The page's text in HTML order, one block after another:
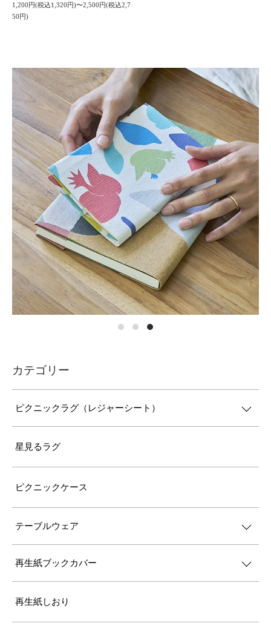
1,200円(税込1,320円)〜2,500円(税込2,7
50円)
カテゴリー
ピクニックラグ（レジャーシート）
星見るラグ
ピクニックケース
テーブルウェア
再生紙ブックカバー
再生紙しおり